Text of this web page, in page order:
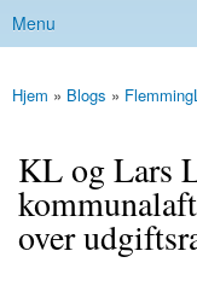
Main menu
Menu
You are here
Hjem » Blogs »
KL og Lars
over